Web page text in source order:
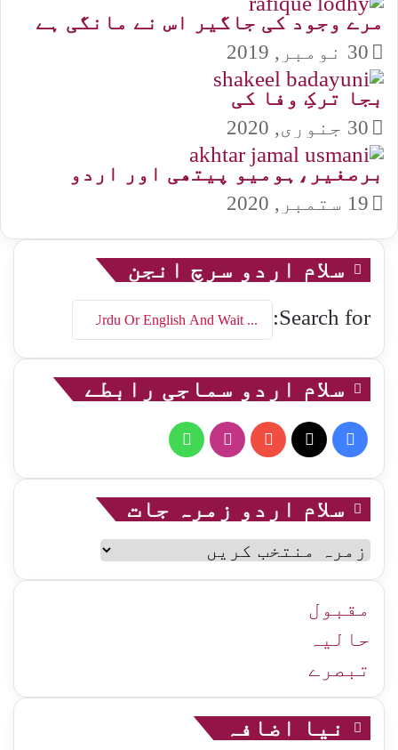
مرے وجود کی جاگیر اس نے مانگی ہے
30 نومبر, 2019
بجا ترکِ وفا کی
30 جنوری, 2020
برصغیر،ہومیو پیتھی اور اردو
19 ستمبر, 2020
سلام اردو سرچ انجن
Search for:
سلام اردو سماجی رابطے
Facebook
YouTube
Instagram
WhatsApp
سلام اردو زمرہ جات
سلام
اردو
زمرہ
جات
مقبول
حالیہ
تبصرے
نیا اضافہ